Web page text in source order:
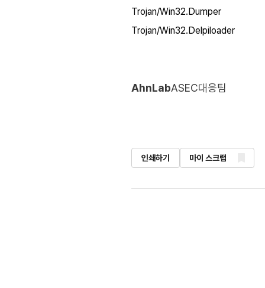
Trojan/Win32.Dumper
Trojan/Win32.Delpiloader
AhnLabASEC대응팀
인쇄하기 마이 스크랩